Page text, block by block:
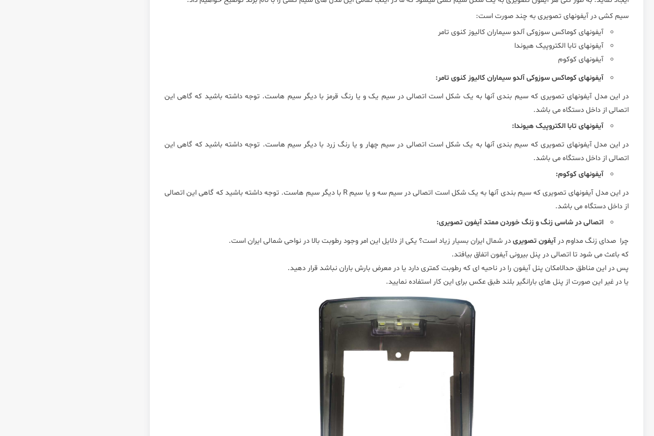
سیم کشی در آیفونهای تصویری به چند صورت است:
آیفونهای کوماکس سوزوکی آلدو سیماران کالیوز کنوی تامر
آیفونهای تابا الکتروپیک هیوندا
آیفونهای کوکوم
آیفونهای کوماکس سوزوکی آلدو سیماران کالیوز کنوی تامر:
در این مدل آیفونهای تصویری که سیم بندی آنها به یک شکل است اتصالی در سیم یک و یا رنگ قرمز با دیگر سیم هاست. توجه داشته باشید که گاهی این
اتصالی از داخل دستگاه می باشد.
آیفونهای تابا الکتروپیک هیوندا:
در این مدل آیفونهای تصویری که سیم بندی آنها به یک شکل است اتصالی در سیم چهار و یا رنگ زرد با دیگر سیم هاست. توجه داشته باشید که گاهی این
اتصالی از داخل دستگاه می باشد.
آیفونهای کوکوم:
در این مدل آیفونهای تصویری که سیم بندی آنها به یک شکل است اتصالی در سیم سه و یا سیم R با دیگر سیم هاست. توجه داشته باشید که گاهی این اتصالی
از داخل دستگاه می باشد.
اتصالی در شاسی زنگ و زنگ خوردن ممتد آیفون تصویری:
چرا صدای زنگ مداوم در آیفون تصویریدر شمال ایران بسیار زیاد است؟ یکی از دلایل این امر وجود رطوبت بالا در نواحی شمالی ایران است.
که باعث می شود تا اتصالی در پنل بیرونی آیفون اتفاق بیافتد.
پس در این مناطق حدالامکان پنل آیفون را در ناحیه ای که رطوبت کمتری دارد یا در معرض بارش باران نباشد قرار دهید.
یا در غیر این صورت از پنل های بارانگیر بلند طبق عکس برای این کار استفاده نمایید.